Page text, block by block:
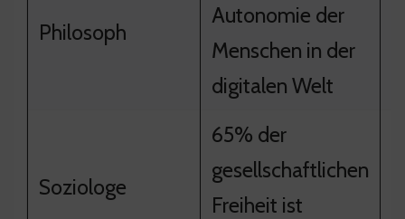
Philosoph
Autonomie der
Menschen in der
digitalen Welt
Soziologe
65% der
gesellschaftlichen
Freiheit ist